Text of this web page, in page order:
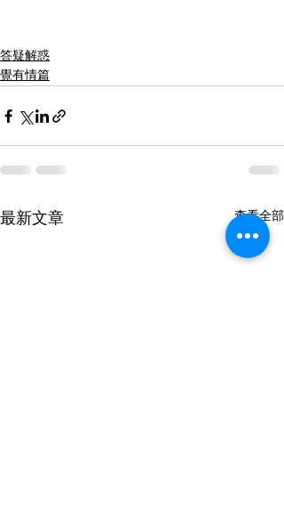
答疑解惑
覺有情篇
最新文章 查看全部